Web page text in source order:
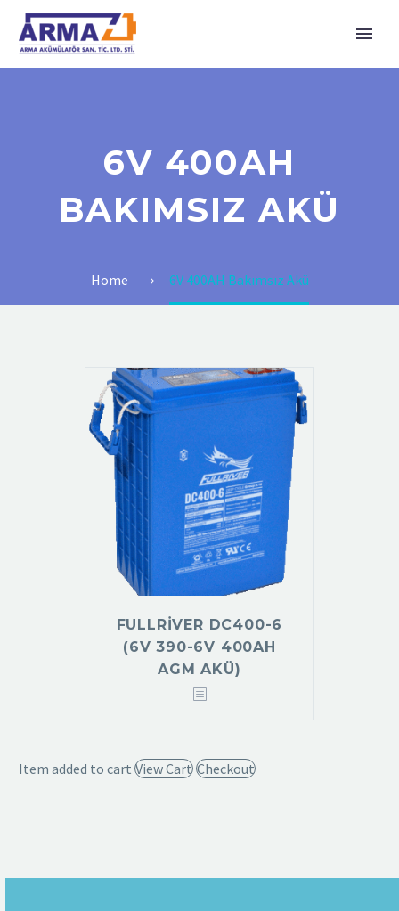
6V 400AH
BAKIMSIZ AKÜ
Home 6V 400AH Bakımsız Akü
FULLRIVER DC400-6
(6V 390-6V 400AH
AGM AKÜ)
Item added to cart View Cart Checkout